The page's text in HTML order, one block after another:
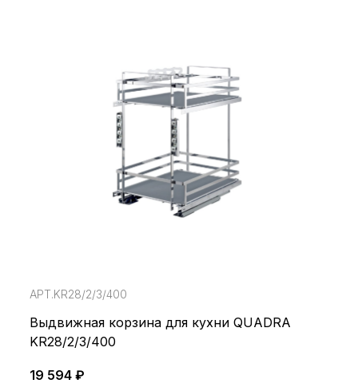
АРТ.KR28/2/3/400
Выдвижная корзина для кухни QUADRA
KR28/2/3/400
19 594 ₽